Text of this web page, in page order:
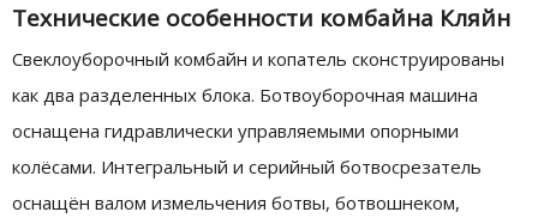
Технические особенности комбайна Кляйн
Свеклоуборочный комбайн и копатель сконструированы
как два разделенных блока. Ботвоуборочная машина
оснащена гидравлически управляемыми опорными
колёсами. Интегральный и серийный ботвосрезатель
оснащён валом измельчения ботвы, ботвошнеком,